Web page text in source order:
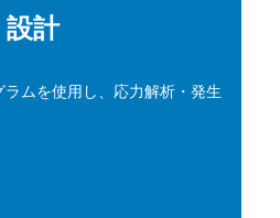
設計
ムを使用し、応力解析・発生